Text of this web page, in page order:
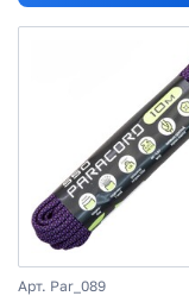
Арт. Par_089